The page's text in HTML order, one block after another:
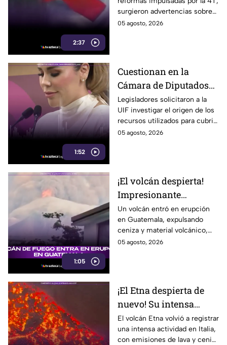
2:37
información y voces
críticas
surgieron advertencias sobre
un posible impacto en la
05 agosto, 2026
1:52
Cuestionan en la
Cámara de Diputados
pagos por más de 300
mil dólares realizados
a despachos en EE. UU.
Legisladores solicitaron a la
UIF investigar el origen de los
recursos utilizados para cubrir
pagos por más de 300 mil
05 agosto, 2026
1:05
¡El volcán despierta!
Impresionante
erupción sorprende en
Guatemala
Un volcán entró en erupción
en Guatemala, expulsando
ceniza y material volcánico,
mientras autoridades
05 agosto, 2026
¡El Etna despierta de
nuevo! Su intensa
actividad sorprende en
Italia
El volcán Etna volvió a registrar
una intensa actividad en Italia,
con emisiones de lava y ceniza